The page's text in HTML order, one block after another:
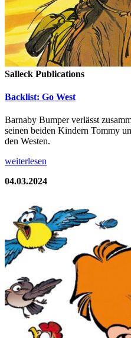
Salleck Publications
Backlist: Go West
Barnaby Bumper verlässt
seinen beiden Kindern Tommy
den Westen.
weiterlesen
04.03.2024